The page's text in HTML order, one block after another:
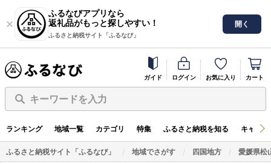
ふるなびアプリなら
返礼品がもっと探しやすい！
ふるさと納税サイト「ふるなび」
開く
ガイド ログイン お気に入り カート
キーワードを入力
ランキング 地域一覧 カテゴリ 特集 ふるさと納税を知る キャン
ふるさと納税サイト「ふるなび」 地域でさがす 四国地方 愛媛県松